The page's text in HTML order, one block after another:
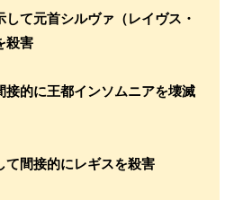
して元首シルヴァ（レイヴス・
殺害
接的に王都インソムニアを壊滅
て間接的にレギスを殺害